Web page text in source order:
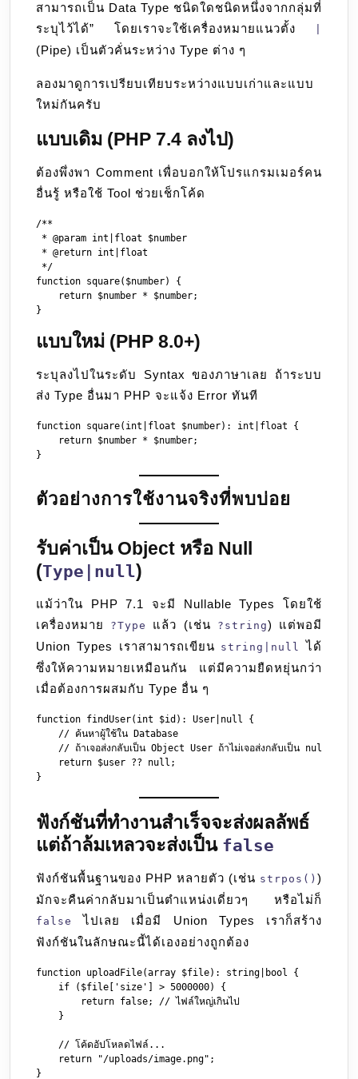
สามารถเป็น Data Type ชนิดใดชนิดหนึ่งจากกลุ่มที่
ระบุไว้ได้” โดยเราจะใช้เครื่องหมายแนวตั้ง
(Pipe) เป็นตัวคั่นระหว่าง Type ต่าง ๆ
ลองมาดูการเปรียบเทียบระหว่างแบบเก่าและแบบ
ใหม่กันครับ
แบบเดิม (PHP 7.4 ลงไป)
ต้องพึ่งพา Comment เพื่อบอกให้โปรแกรมเมอร์คน
อื่นรู้ หรือใช้ Tool ช่วยเช็กโค้ด
/**
* @param int|float $number
* @return int|float
*/
function square($number) {
    return $number * $number;
แบบใหม่ (PHP 8.0+)
ระบุลงไปในระดับ Syntax ของภาษาเลย ถ้าระบบ
ส่ง Type อื่นมา PHP จะแจ้ง Error ทันที
function square(int|float $number): int|float {
    return $number * $number;
ตัวอย่างการใช้งานจริงที่พบบ่อย
รับค่าเป็น Object หรือ Null
(Type|null)
แม้ว่าใน PHP 7.1 จะมี Nullable Types โดยใช้
เครื่องหมาย
?Type แล้ว (เช่น ?string) แต่พอมี
Union Types เราสามารถเขียน string|null ได้
ซึ่งให้ความหมายเหมือนกัน แต่มีความยืดหยุ่นกว่า
เมื่อต้องการผสมกับ Type อื่น ๆ
function findUser(int $id): User|null {
    // ค้นหาผู้ใช้ใน Database
    // ถ้าเจอส่งกลับเป็น Object User ถ้าไม่เจอส่งกลับเป็น null
    return $user ?? null;
ฟังก์ชันที่ทำงานสำเร็จจะส่งผลลัพธ์
แต่ถ้าล้มเหลวจะส่งเป็น false
ฟังก์ชันพื้นฐานของ PHP หลายตัว (เช่น strpos() )
มักจะคืนค่ากลับมาเป็นตำแหน่งเดี่ยวๆ หรือไม่ก็
false
ไปเลย เมื่อมี Union Types เราก็สร้าง
ฟังก์ชันในลักษณะนี้ได้เองอย่างถูกต้อง
function uploadFile(array $file): string|bool {
    if ($file['size'] > 5000000) {
        return false; // ไฟล์ใหญ่เกินไป
    }
    // โค้ดอัปโหลดไฟล์...
    return "/uploads/image.png";